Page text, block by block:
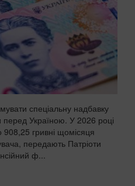
спеціальну надбавку
перед Україною. У 2026 році
908,25 гривні щомісяця
передають Патріоти
ф...